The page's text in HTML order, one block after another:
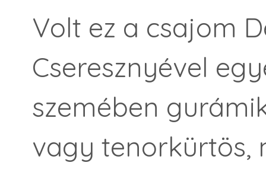
Volt ez a csajom
Cseresznyével
szemében
vagy tenorkürtös,